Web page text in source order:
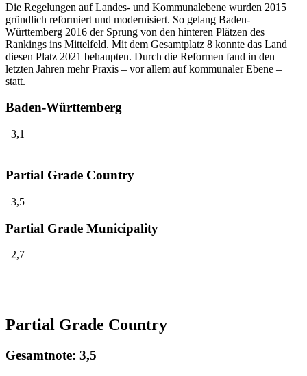
Die Regelungen auf Landes- und Kommunalebene wurden 2015
gründlich reformiert und modernisiert. So gelang Baden-
Württemberg 2016 der Sprung von den hinteren Plätzen des
Rankings ins Mittelfeld. Mit dem Gesamtplatz 8 konnte das Land
diesen Platz 2021 behaupten. Durch die Reformen fand in den
letzten Jahren mehr Praxis – vor allem auf kommunaler Ebene –
statt.
Baden-Württemberg
3,1
Partial Grade Country
3,5
Partial Grade Municipality
2,7
Partial Grade Country
Gesamtnote: 3,5